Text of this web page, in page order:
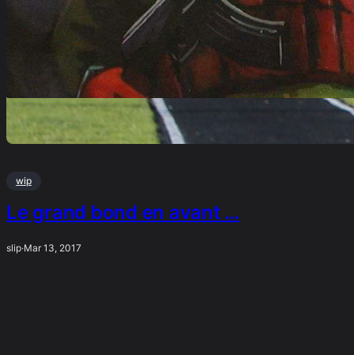
wip
Le grand bond en avant …
slip·Mar 13, 2017